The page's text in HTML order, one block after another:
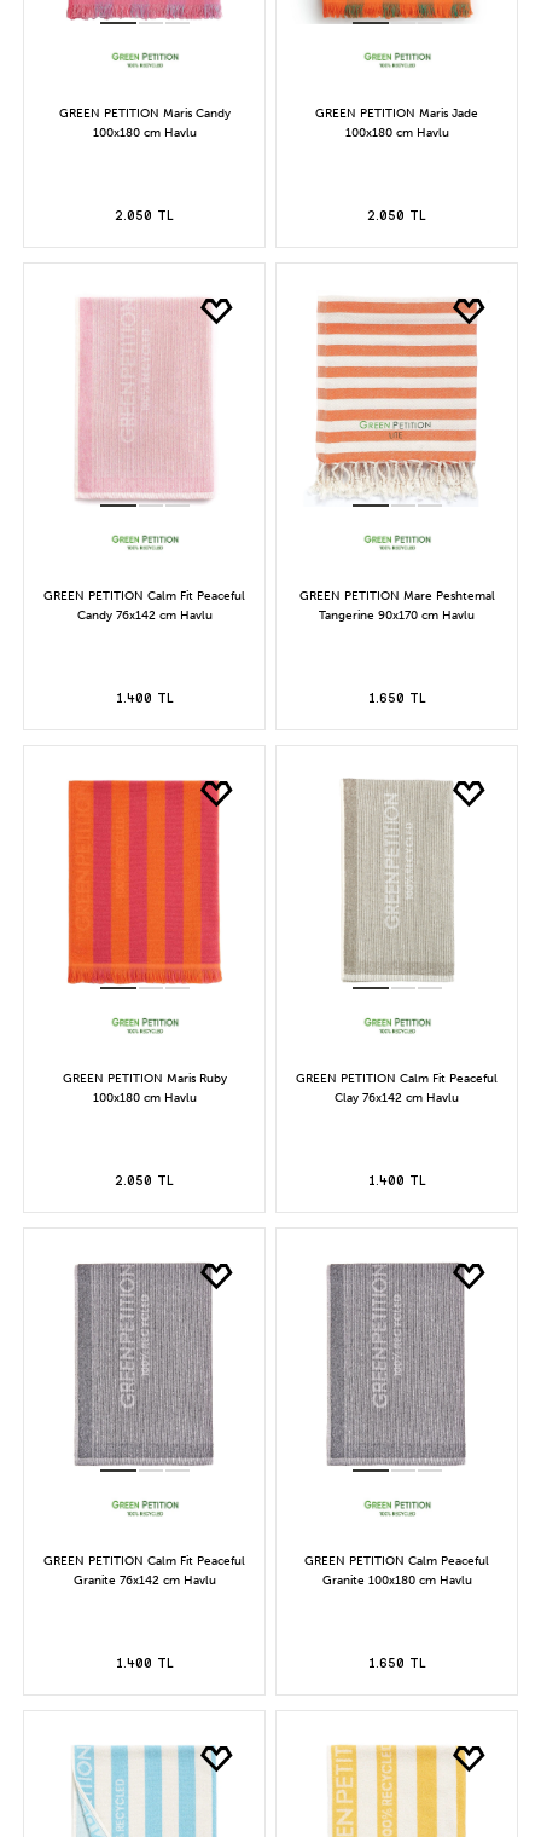
GREEN PETITION Maris Candy
100x180 cm Havlu
2.050 TL
GREEN PETITION Maris Jade
100x180 cm Havlu
2.050 TL
GREEN PETITION Calm Fit Peaceful
Candy 76x142 cm Havlu
1.400 TL
GREEN PETITION Mare Peshtemal
Tangerine 90x170 cm Havlu
1.650 TL
GREEN PETITION Maris Ruby
100x180 cm Havlu
2.050 TL
GREEN PETITION Calm Fit Peaceful
Clay 76x142 cm Havlu
1.400 TL
GREEN PETITION Calm Fit Peaceful
Granite 76x142 cm Havlu
1.400 TL
GREEN PETITION Calm Peaceful
Granite 100x180 cm Havlu
1.650 TL